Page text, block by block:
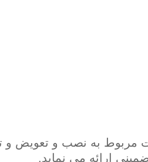
مربوط به نصب و تعویض و